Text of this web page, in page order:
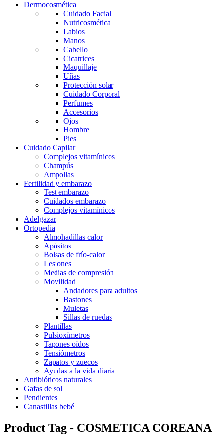
Dermocosmética
Cuidado Facial
Nutricosmética
Labios
Manos
Cabello
Cicatrices
Maquillaje
Uñas
Protección solar
Cuidado Corporal
Perfumes
Accesorios
Ojos
Hombre
Pies
Cuidado Capilar
Complejos vitamínicos
Champús
Ampollas
Fertilidad y embarazo
Test embarazo
Cuidados embarazo
Complejos vitamínicos
Adelgazar
Ortopedia
Almohadillas calor
Apósitos
Bolsas de frío-calor
Lesiones
Medias de compresión
Movilidad
Andadores para adultos
Bastones
Muletas
Sillas de ruedas
Plantillas
Pulsioxímetros
Tapones oídos
Tensiómetros
Zapatos y zuecos
Ayudas a la vida diaria
Antibióticos naturales
Gafas de sol
Pendientes
Canastillas bebé
Product Tag - COSMETICA COREANA